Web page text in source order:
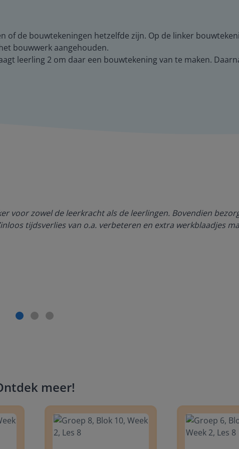
de bouwtekeningen hetzelfde zijn. Op de linker
bouwwerk aangehouden.
leerling 2 om daar een bouwtekening van te maken.
voor zowel de leerkracht als de leerlingen. Bovendien
tijdsverlies van o.a. verbeteren en extra werkblaadjes
meer!